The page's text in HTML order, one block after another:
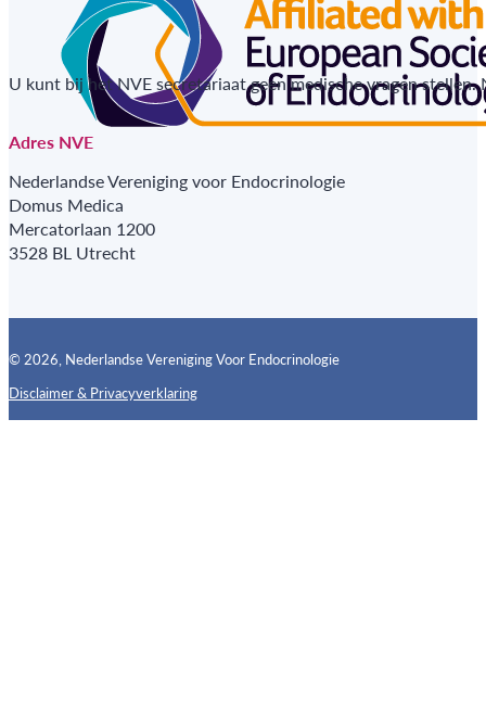
U kunt bij het NVE secretariaat geen medische vragen
Adres NVE
Nederlandse Vereniging voor Endocrinologie
Domus Medica
Mercatorlaan 1200
3528 BL Utrecht
© 2026, Nederlandse Vereniging Voor Endocrinologie
Disclaimer & PrivacyverklaringFollow us on X